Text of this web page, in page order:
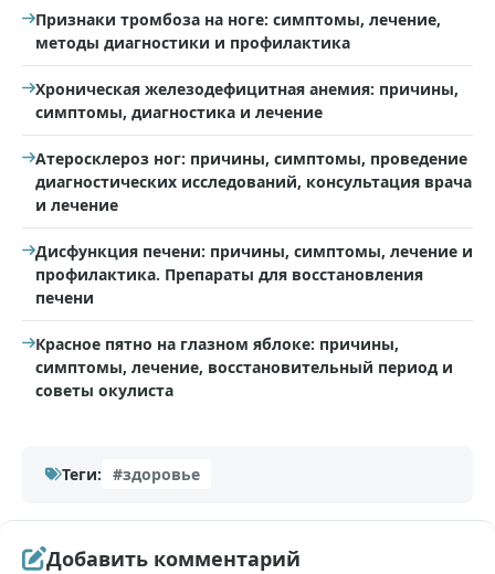
Признаки тромбоза на ноге: симптомы, лечение,
методы диагностики и профилактика
Хроническая железодефицитная анемия: причины,
симптомы, диагностика и лечение
Атеросклероз ног: причины, симптомы, проведение
диагностических исследований, консультация врача
и лечение
Дисфункция печени: причины, симптомы, лечение и
профилактика. Препараты для восстановления
печени
Красное пятно на глазном яблоке: причины,
симптомы, лечение, восстановительный период и
советы окулиста
Теги: #здоровье
Добавить комментарий